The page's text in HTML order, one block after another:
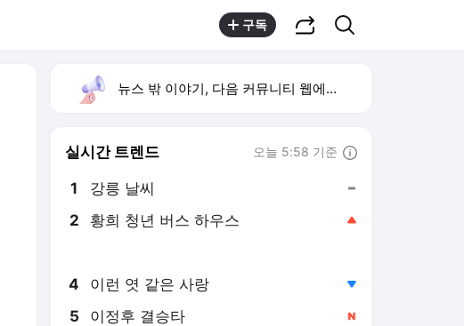
구독
뉴스 밖 이야기, 다음 커뮤니티 웹에서 보기
실시간 트렌드 오늘 5:58 기준
1 강릉 날씨
2 황희 청년 버스 하우스
4 이런 엿 같은 사랑
5 이정후 결승타